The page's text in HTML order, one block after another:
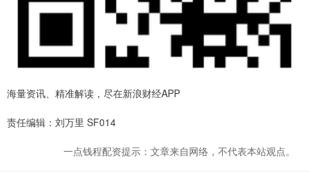
海量资讯、精准解读，尽在新浪财经APP
责任编辑：刘万里 SF014
一点钱程配资提示：文章来自网络，不代表本站观点。